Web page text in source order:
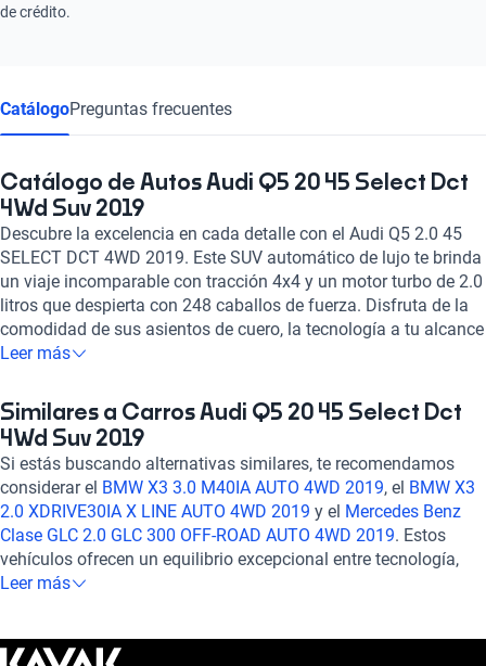
de crédito.
CatálogoPreguntas frecuentes
Catálogo de Autos Audi Q5 20 45 Select Dct
4Wd Suv 2019
Descubre la excelencia en cada detalle con el Audi Q5 2.0 45
SELECT DCT 4WD 2019. Este SUV automático de lujo te brinda
un viaje incomparable con tracción 4x4 y un motor turbo de 2.0
litros que despierta con 248 caballos de fuerza. Disfruta de la
comodidad de sus asientos de cuero, la tecnología a tu alcance
con pantalla a color, GPS y conectividad total a través de
ABS y asistencia de frenado, tu seguridad es primordial.
Experimenta el equilibrio perfecto entre potencia y elegancia en
cada kilómetro recorrido. ¡Haz tuyo este Audi Q5 y eleva tu
experiencia de conducción a un nivel superior!
Leer más
Similares a Carros Audi Q5 20 45 Select Dct
4Wd Suv 2019
Si estás buscando alternativas similares, te recomendamos
considerar el BMW X3 3.0 M40IA AUTO 4WD 2019, el BMW X3
2.0 XDRIVE30IA X LINE AUTO 4WD 2019 y el Mercedes Benz
Clase GLC 2.0 GLC 300 OFF-ROAD AUTO 4WD 2019. Estos
vehículos ofrecen un equilibrio excepcional entre tecnología,
seguridad y rendimiento, brindándote una experiencia de
necesidades y preferencias. ¡Descubre más sobre ellos en
Leer más